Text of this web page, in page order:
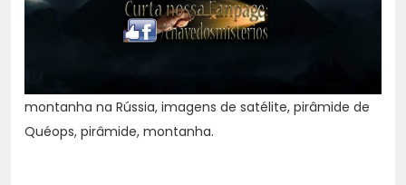
montanha na Rússia, imagens de satélite, pirâmide de
Quéops, pirâmide, montanha.